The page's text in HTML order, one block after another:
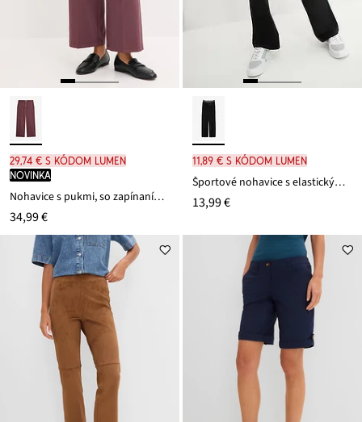
29,74 € s kódom LUMEN
novinka
Nohavice s pukmi, so zapínaním na zips
34,99 €
11,89 € s kódom LUMEN
Športové nohavice s elastickým pásom
13,99 €